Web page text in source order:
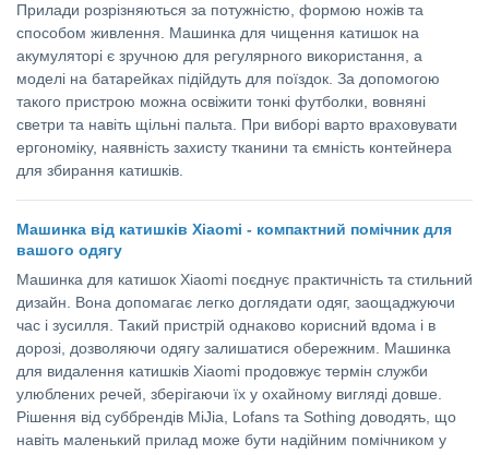
Прилади розрізняються за потужністю, формою ножів та
способом живлення. Машинка для чищення катишок на
акумуляторі є зручною для регулярного використання, а
моделі на батарейках підійдуть для поїздок. За допомогою
такого пристрою можна освіжити тонкі футболки, вовняні
светри та навіть щільні пальта. При виборі варто враховувати
ергономіку, наявність захисту тканини та ємність контейнера
для збирання катишків.
Машинка від катишків Xiaomi - компактний помічник для
вашого одягу
Машинка для катишок Xiaomi поєднує практичність та стильний
дизайн. Вона допомагає легко доглядати одяг, заощаджуючи
час і зусилля. Такий пристрій однаково корисний вдома і в
дорозі, дозволяючи одягу залишатися обережним. Машинка
для видалення катишків Xiaomi продовжує термін служби
улюблених речей, зберігаючи їх у охайному вигляді довше.
Рішення від суббрендів MiJia, Lofans та Sothing доводять, що
навіть маленький прилад може бути надійним помічником у